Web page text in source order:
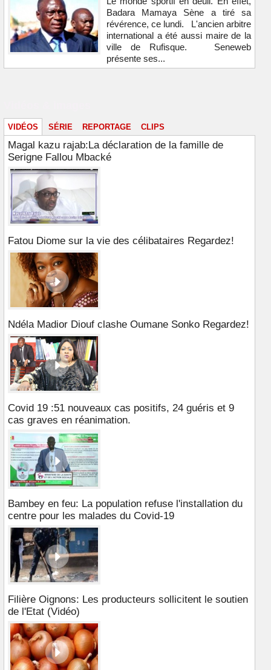
Badara Mamaya Sène a tiré sa
révérence, ce lundi. L'ancien arbitre
international a été aussi maire de la
ville de Rufisque. Seneweb
présente ses...
VIDÉOS SÉRIE REPORTAGE CLIPS
Magal kazu rajab:La déclaration de la famille de
Serigne Fallou Mbacké
Fatou Diome sur la vie des célibataires Regardez!
Ndéla Madior Diouf clashe Oumane Sonko Regardez!
Covid 19 :51 nouveaux cas positifs, 24 guéris et 9
cas graves en réanimation.
Bambey en feu: La population refuse l'installation du
centre pour les malades du Covid-19
Filière Oignons: Les producteurs sollicitent le soutien
de l'Etat (Vidéo)